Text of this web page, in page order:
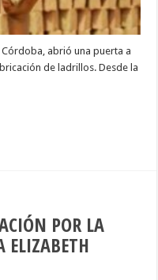
abrió una puerta a
de ladrillos. Desde la
POR LA
ELIZABETH